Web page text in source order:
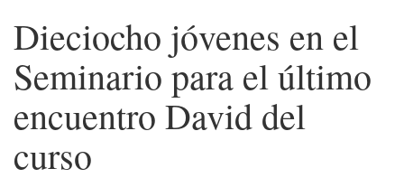
Dieciocho jóvenes en el
Seminario para el último
encuentro David del
curso